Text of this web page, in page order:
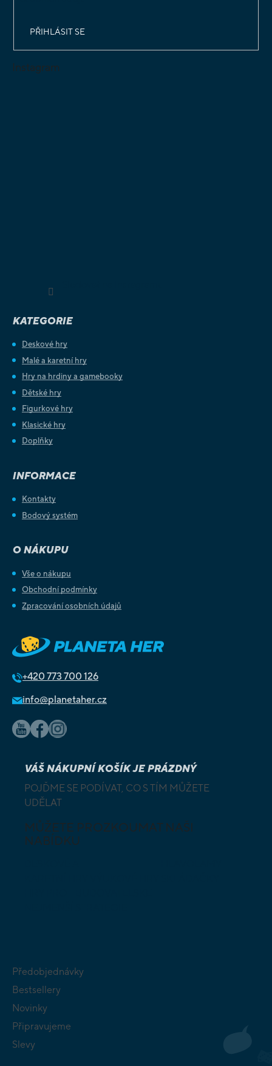
PŘIHLÁSIT SE
Instagram
KATEGORIE
Deskové hry
Malé a karetní hry
Hry na hrdiny a gamebooky
Dětské hry
Figurkové hry
Klasické hry
Doplňky
INFORMACE
Kontakty
Bodový systém
O NÁKUPU
Vše o nákupu
Obchodní podmínky
Zpracování osobních údajů
+420 773 700 126
info@planetaher.cz
VÁŠ NÁKUPNÍ KOŠÍK JE PRÁZDNÝ
POJĎME SE PODÍVAT, CO S TÍM MŮŽETE
UDĚLAT
MŮŽETE PROZKOUMAT NAŠI
NABÍDKU
Předobjednávky
Bestsellery
Novinky
Připravujeme
Slevy